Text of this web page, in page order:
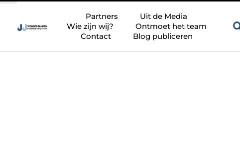
Partners
Uit de Media
Wie zijn wij?
Ontmoet het team
Contact
Blog publiceren